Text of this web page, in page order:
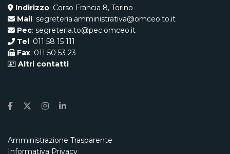
Indirizzo: Corso Francia 8, Torino
Mail: segreteria.amministrativa@omceo.to.it
Pec: segreteria.to@pec.omceo.it
Tel: 011 58 15 111
Fax: 011 50 53 23
Altri contatti
Amministrazione Trasparente
Informativa Privacy